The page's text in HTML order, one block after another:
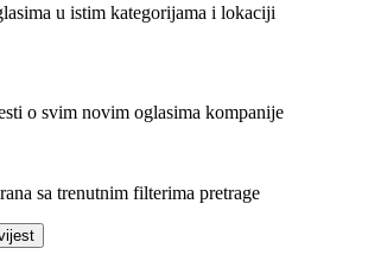
u istim kategorijama i lokaciji
o svim novim oglasima kompanije
sa trenutnim filterima pretrage